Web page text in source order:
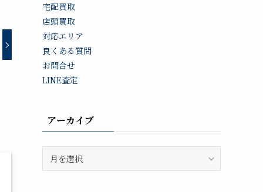
宅配買取
店頭買取
対応エリア
良くある質問
お問合せ
LINE査定
アーカイブ